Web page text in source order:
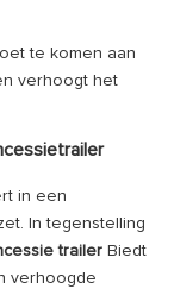
te komen aan
verhoogt het
in een
In tegenstelling
trailer Biedt
verhoogde